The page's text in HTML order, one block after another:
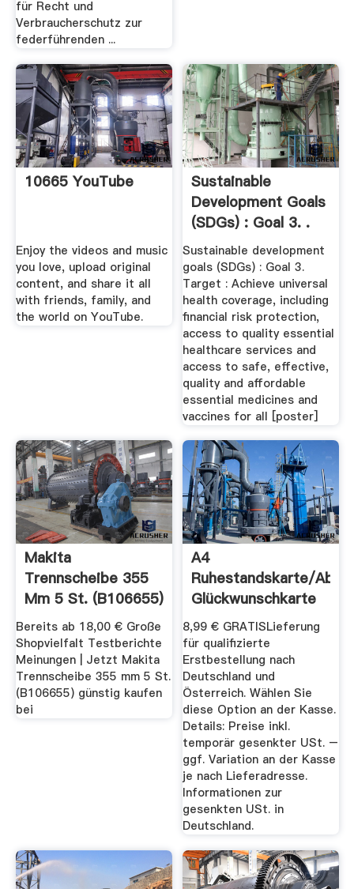
für Recht und
Verbraucherschutz zur
federführenden ...
10665 YouTube
Enjoy the videos and music
you love, upload original
content, and share it all
with friends, family, and
the world on YouTube.
Sustainable
Development Goals
(SDGs) : Goal 3. .
Sustainable development
goals (SDGs) : Goal 3.
Target : Achieve universal
health coverage, including
financial risk protection,
access to quality essential
healthcare services and
access to safe, effective,
quality and affordable
essential medicines and
vaccines for all [poster]
Makita
Trennscheibe 355
Mm 5 St. (B106655)
Ab 18,00 ...
Bereits ab 18,00 € Große
Shopvielfalt Testberichte
Meinungen | Jetzt Makita
Trennscheibe 355 mm 5 St.
(B106655) günstig kaufen
bei
A4
Ruhestandskarte/
Glückwunschkarte
Zum ...
8,99 € GRATISLieferung
für qualifizierte
Erstbestellung nach
Deutschland und
Österreich. Wählen Sie
diese Option an der Kasse.
Details: Preise inkl.
temporär gesenkter USt. –
ggf. Variation an der Kasse
je nach Lieferadresse.
Informationen zur
gesenkten USt. in
Deutschland.